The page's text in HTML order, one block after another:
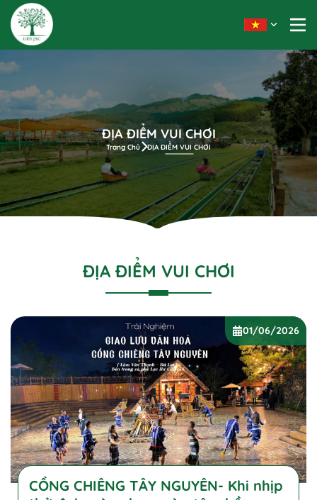
ĐỊA ĐIỂM VUI CHƠI
Trang Chủ ĐỊA ĐIỂM VUI CHƠI
ĐỊA ĐIỂM VUI CHƠI
01/06/2026
CỒNG CHIÊNG TÂY NGUYÊN- Khi nhịp